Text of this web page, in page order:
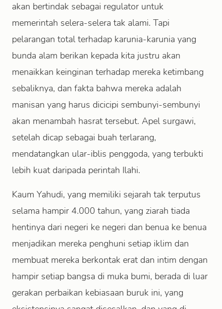
akan bertindak sebagai regulator untuk
memerintah selera-selera tak alami. Tapi
pelarangan total terhadap karunia-karunia yang
bunda alam berikan kepada kita justru akan
menaikkan keinginan terhadap mereka ketimbang
sebaliknya, dan fakta bahwa mereka adalah
manisan yang harus dicicipi sembunyi-sembunyi
akan menambah hasrat tersebut. Apel surgawi,
setelah dicap sebagai buah terlarang,
mendatangkan ular-iblis penggoda, yang terbukti
lebih kuat daripada perintah Ilahi.
Kaum Yahudi, yang memiliki sejarah tak terputus
selama hampir 4.000 tahun, yang ziarah tiada
hentinya dari negeri ke negeri dan benua ke benua
menjadikan mereka penghuni setiap iklim dan
membuat mereka berkontak erat dan intim dengan
hampir setiap bangsa di muka bumi, berada di luar
gerakan perbaikan kebiasaan buruk ini, yang